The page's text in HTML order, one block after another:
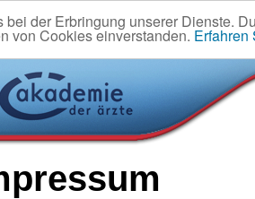
bei der Erbringung unserer Dienste.
von Cookies einverstanden. Erfahren